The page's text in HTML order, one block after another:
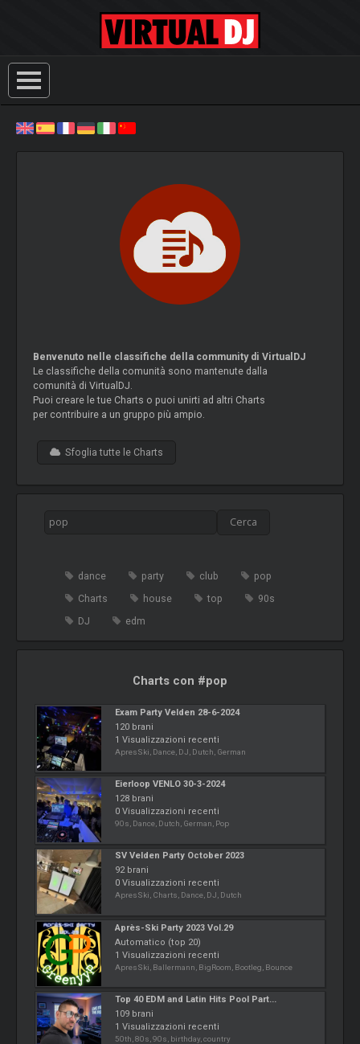
Benvenuto nelle classifiche della community di VirtualDJ
Le classifiche della comunità sono mantenute dalla
comunità di VirtualDJ.
Puoi creare le tue Charts o puoi unirti ad altri Charts
per contribuire a un gruppo più ampio.
Sfoglia tutte le Charts
dance party club
pop
Charts
house top
90s
DJ
edm
Charts con #pop
Exam Party Velden 28-6-2024
120 brani
1 Visualizzazioni recenti
ApresSki, Dance, DJ, Dutch, German
Eierloop VENLO 30-3-2024
128 brani
0 Visualizzazioni recenti
90s, Dance, Dutch, German, Pop
SV Velden Party October 2023
92 brani
0 Visualizzazioni recenti
ApresSki, Charts, Dance, DJ, Dutch
Après-Ski Party 2023 Vol.29
Automatico (top 20)
1 Visualizzazioni recenti
ApresSki, Ballermann, BigRoom, Bootleg, Bounce
Top 40 EDM and Latin Hits Pool Part...
109 brani
1 Visualizzazioni recenti
50th, 80s, 90s, birthday, country